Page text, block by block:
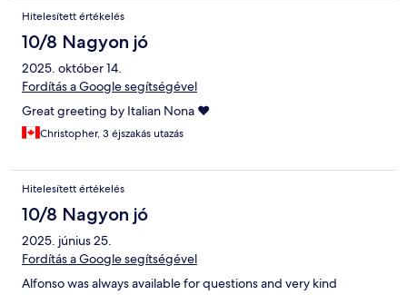
Hitelesített értékelés
10/8 Nagyon jó
2025. október 14.
Fordítás a Google segítségével
Great greeting by Italian Nona ❤️
Christopher, 3 éjszakás utazás
Hitelesített értékelés
10/8 Nagyon jó
2025. június 25.
Fordítás a Google segítségével
Alfonso was always available for questions and very kind